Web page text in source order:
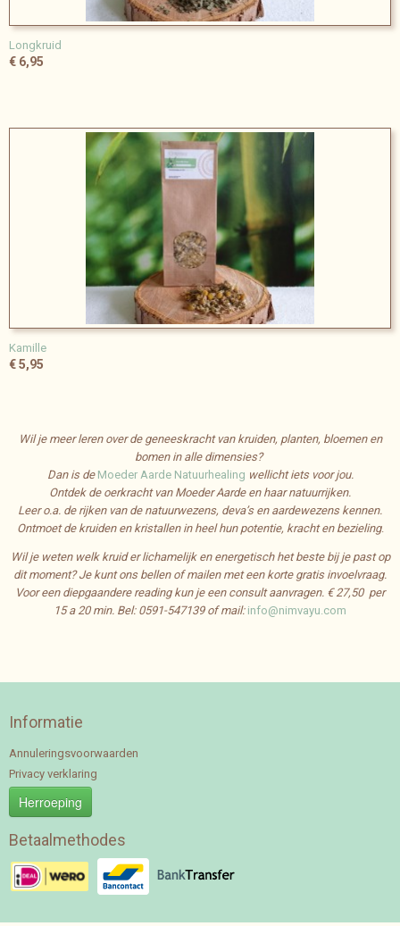
Longkruid
€ 6,95
Kamille
€ 5,95
Wil je meer leren over de geneeskracht van kruiden, planten, bloemen en
bomen in alle dimensies?
Dan is de Moeder Aarde Natuurhealing wellicht iets voor jou.
Ontdek de oerkracht van Moeder Aarde en haar natuurrijken.
Leer o.a. de rijken van de natuurwezens, deva’s en aardewezens kennen.
Ontmoet de kruiden en kristallen in heel hun potentie, kracht en bezieling.
Wil je weten welk kruid er lichamelijk en energetisch het beste bij je past op
dit moment? Je kunt ons bellen of mailen met een korte gratis invoelvraag.
Voor een diepgaandere reading kun je een consult aanvragen. € 27,50 per
15 a 20 min. Bel: 0591-547139 of mail: info@nimvayu.com
Informatie
Annuleringsvoorwaarden
Privacy verklaring
Herroeping
Betaalmethodes